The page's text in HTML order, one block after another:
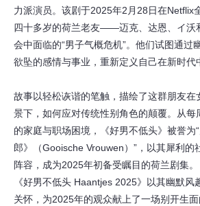
力派演员。该剧于2025年2月28日在Netflix
四十多岁的荷兰老友——迈克、达恩、イ
会中面临的“男子气概危机”。他们试图通过
欲坠的感情与事业，重新定义自己在新时代
故事以轻松诙谐的笔触，描绘了这群朋友在
景下，如何应对传统性别角色的颠覆。从每
的家庭与职场困境，《好男不低头》被誉为
郎》（Gooische Vrouwen）”，以其犀利的
阵容，成为2025年初备受瞩目的荷兰剧集。
《好男不低头 Haantjes 2025》以其幽默风
关怀，为2025年的观众献上了一场别开生